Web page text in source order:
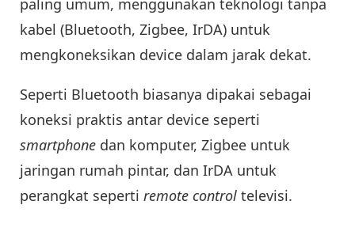
kabel (Bluetooth, Zigbee, IrDA) untuk
mengkoneksikan device dalam jarak dekat.
Seperti Bluetooth biasanya dipakai sebagai
koneksi praktis antar device seperti
smartphone dan komputer, Zigbee untuk
jaringan rumah pintar, dan IrDA untuk
perangkat seperti remote control televisi.